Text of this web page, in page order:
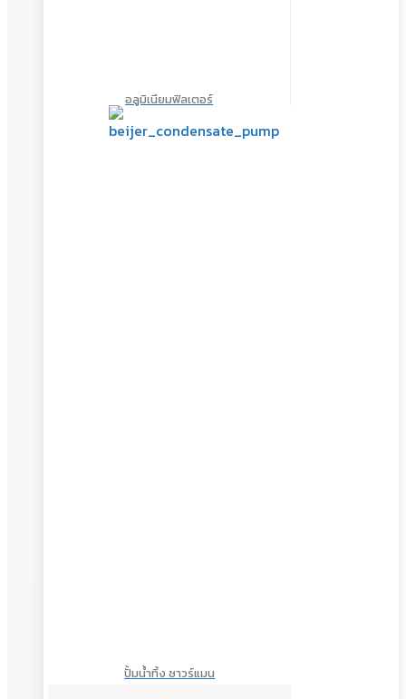
อลูมิเนียมฟิลเตอร์
ปั้มน้ำทิ้ง ซาวร์แมน